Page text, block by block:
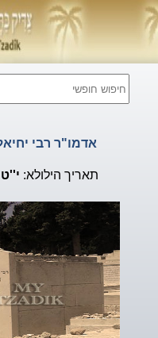
אדמו"ר רבי
תאריך הילולא: י''ט